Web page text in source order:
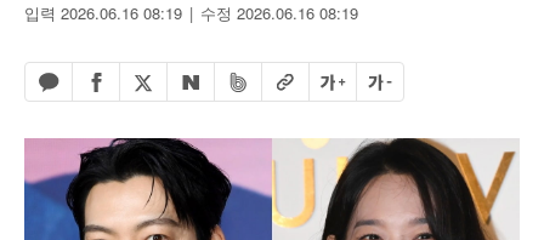
입력 2026.06.16 08:19 수정 2026.06.16 08:19
카카오톡 공유하기
페이스북 공유하기
엑스 공유하기
네이버 공유하기
밴드 공유하기
URL복사글자 크게글자 작게